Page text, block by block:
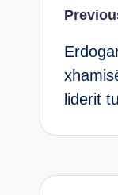
liderit